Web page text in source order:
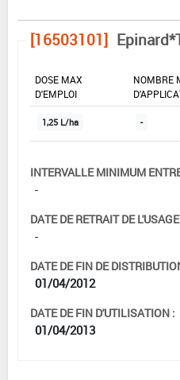
[16503101]
DOSE MAX
D'EMPLOI
NOMBRE
1,25 L/ha -
INTERVALLE MINIMUM
-
DATE DE RETRAIT DE
-
DATE DE FIN DE
01/04/2012
DATE DE FIN D'UTILISATION :
01/04/2013